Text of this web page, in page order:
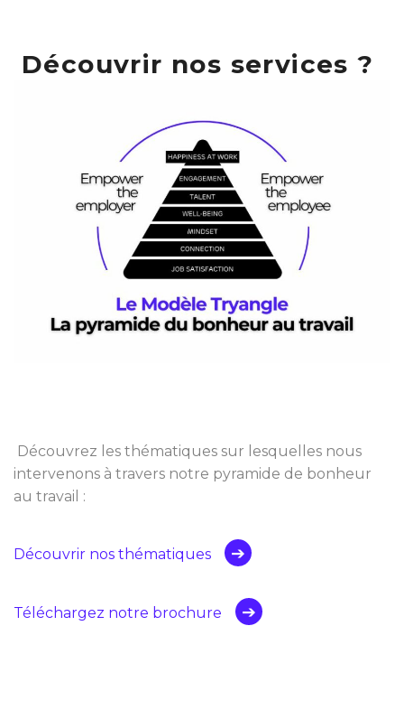
Découvrir nos services ?
Découvrez les thématiques sur lesquelles nous
intervenons à travers notre pyramide de bonheur
au travail :
Découvrir nos thématiques
Téléchargez notre brochure